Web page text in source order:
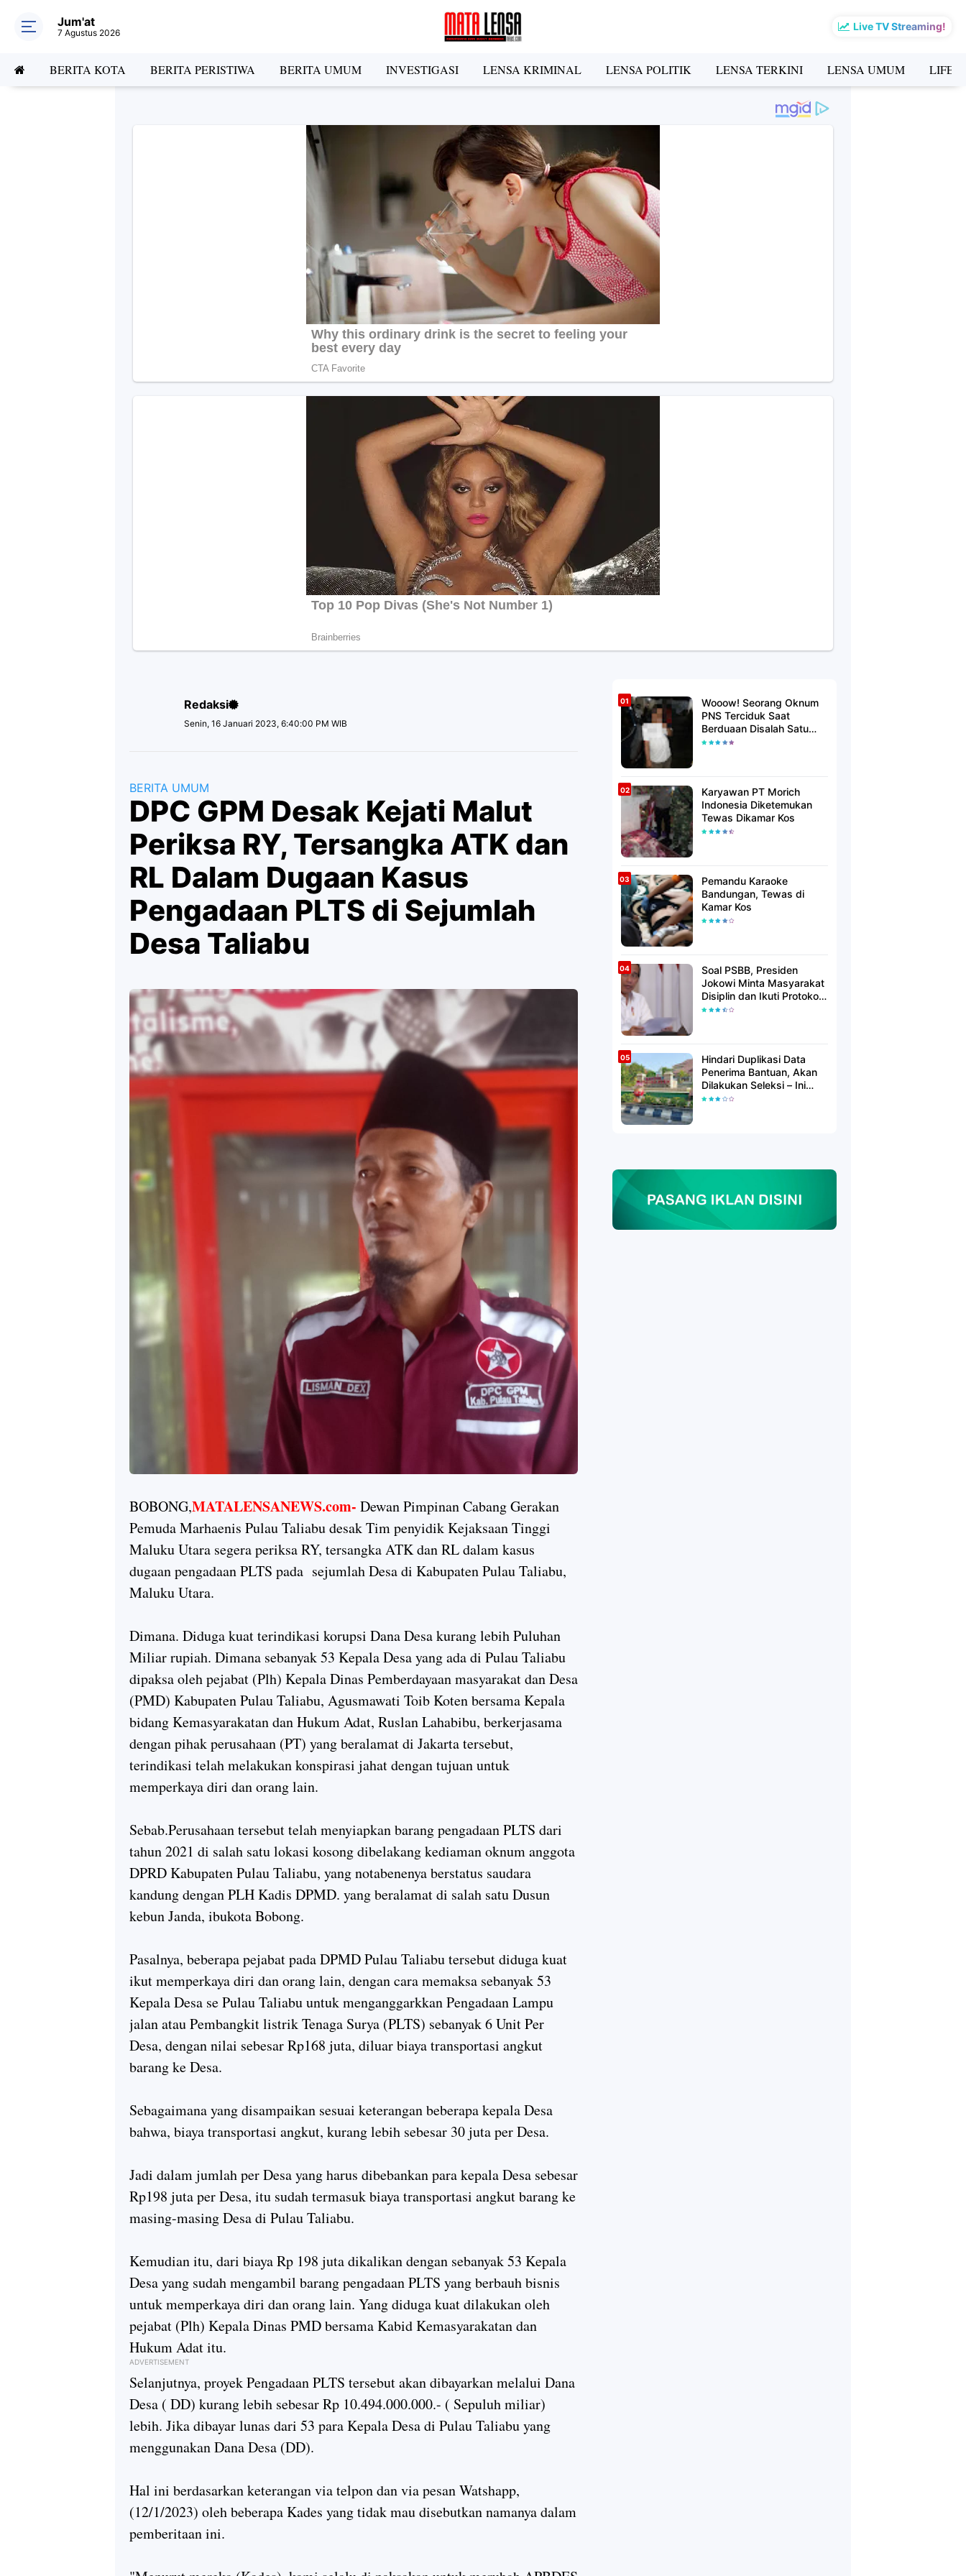
Live TV Streaming!
Jum'at
7 Agustus 2026
BERITA KOTA BERITA PERISTIWA BERITA UMUM INVESTIGASI LENSA KRIMINAL LENSA POLITIK LENSA TERKINI LENSA UMUM
Redaksi
Senin, 16 Januari 2023, 6:40:00 PM WIB
BERITA UMUM
DPC GPM Desak Kejati Malut
Periksa RY, Tersangka ATK dan
RL Dalam Dugaan Kasus
Pengadaan PLTS di Sejumlah
Desa Taliabu
BOBONG,MATALENSANEWS.com- Dewan Pimpinan Cabang Gerakan
Pemuda Marhaenis Pulau Taliabu desak Tim penyidik Kejaksaan Tinggi
Maluku Utara segera periksa RY, tersangka ATK dan RL dalam kasus
dugaan pengadaan PLTS pada sejumlah Desa di Kabupaten Pulau Taliabu,
Maluku Utara.
Dimana. Diduga kuat terindikasi korupsi Dana Desa kurang lebih Puluhan
Miliar rupiah. Dimana sebanyak 53 Kepala Desa yang ada di Pulau Taliabu
dipaksa oleh pejabat (Plh) Kepala Dinas Pemberdayaan masyarakat dan Desa
(PMD) Kabupaten Pulau Taliabu, Agusmawati Toib Koten bersama Kepala
bidang Kemasyarakatan dan Hukum Adat, Ruslan Lahabibu, berkerjasama
dengan pihak perusahaan (PT) yang beralamat di Jakarta tersebut,
terindikasi telah melakukan konspirasi jahat dengan tujuan untuk
memperkaya diri dan orang lain.
Sebab.Perusahaan tersebut telah menyiapkan barang pengadaan PLTS dari
tahun 2021 di salah satu lokasi kosong dibelakang kediaman oknum anggota
DPRD Kabupaten Pulau Taliabu, yang notabenenya berstatus saudara
kandung dengan PLH Kadis DPMD. yang beralamat di salah satu Dusun
kebun Janda, ibukota Bobong.
Pasalnya, beberapa pejabat pada DPMD Pulau Taliabu tersebut diduga kuat
ikut memperkaya diri dan orang lain, dengan cara memaksa sebanyak 53
Kepala Desa se Pulau Taliabu untuk menganggarkkan Pengadaan Lampu
jalan atau Pembangkit listrik Tenaga Surya (PLTS) sebanyak 6 Unit Per
Desa, dengan nilai sebesar Rp168 juta, diluar biaya transportasi angkut
barang ke Desa.
Sebagaimana yang disampaikan sesuai keterangan beberapa kepala Desa
bahwa, biaya transportasi angkut, kurang lebih sebesar 30 juta per Desa.
Jadi dalam jumlah per Desa yang harus dibebankan para kepala Desa sebesar
Rp198 juta per Desa, itu sudah termasuk biaya transportasi angkut barang ke
masing-masing Desa di Pulau Taliabu.
Kemudian itu, dari biaya Rp 198 juta dikalikan dengan sebanyak 53 Kepala
Desa yang sudah mengambil barang pengadaan PLTS yang berbauh bisnis
untuk memperkaya diri dan orang lain. Yang diduga kuat dilakukan oleh
pejabat (Plh) Kepala Dinas PMD bersama Kabid Kemasyarakatan dan
Hukum Adat itu.
ADVERTISEMENT
Selanjutnya, proyek Pengadaan PLTS tersebut akan dibayarkan melalui Dana
Desa ( DD) kurang lebih sebesar Rp 10.494.000.000.- ( Sepuluh miliar)
lebih. Jika dibayar lunas dari 53 para Kepala Desa di Pulau Taliabu yang
menggunakan Dana Desa (DD).
Hal ini berdasarkan keterangan via telpon dan via pesan Watshapp,
(12/1/2023) oleh beberapa Kades yang tidak mau disebutkan namanya dalam
pemberitaan ini.
Wooow! Seorang Oknum
PNS Terciduk Saat
Berduaan Disalah Satu
Kamar Hotel Salatiga
Karyawan PT Morich
Indonesia Diketemukan
Tewas Dikamar Kos
Pemandu Karaoke
Bandungan, Tewas di
Kamar Kos
Soal PSBB, Presiden
Jokowi Minta Masyarakat
Disiplin dan Ikuti Protokol
Kesehatan
Hindari Duplikasi Data
Penerima Bantuan, Akan
Dilakukan Seleksi – Ini
Penjelasanya